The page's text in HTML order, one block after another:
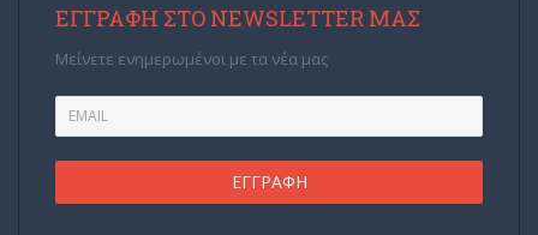
ΕΓΓΡΑΦΉ ΣΤΟ NEWSLETTER ΜΑΣ
Μείνετε ενημερωμένοι με τα νέα μας